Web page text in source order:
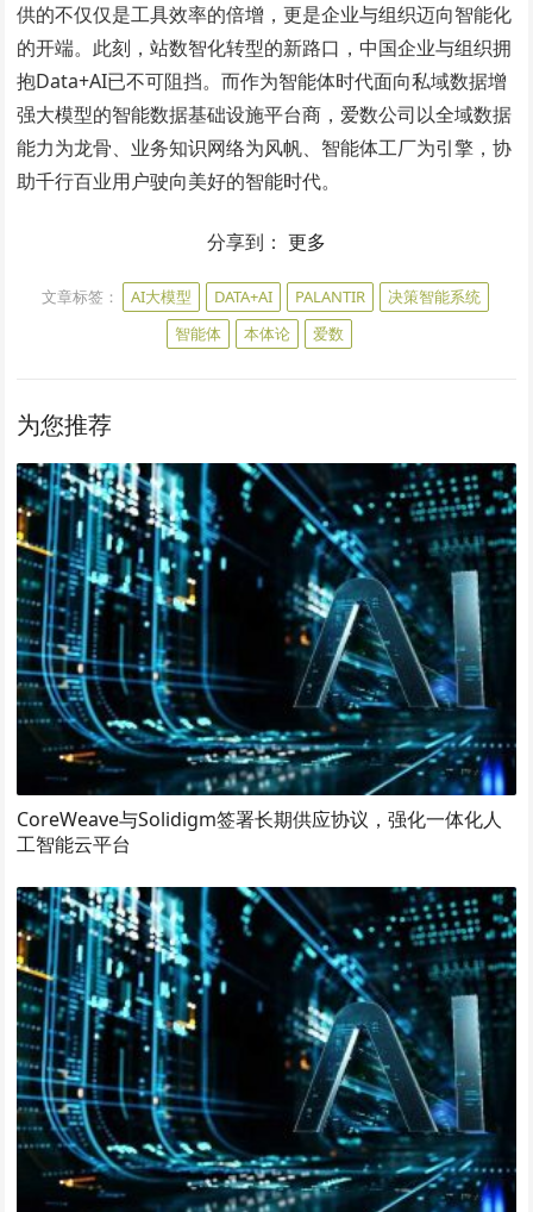
供的不仅仅是工具效率的倍增，更是企业与组织迈向智能化
的开端。此刻，站数智化转型的新路口，中国企业与组织拥
抱Data+AI已不可阻挡。而作为智能体时代面向私域数据增
强大模型的智能数据基础设施平台商，爱数公司以全域数据
能力为龙骨、业务知识网络为风帆、智能体工厂为引擎，协
助千行百业用户驶向美好的智能时代。
分享到： 更多
文章标签： AI大模型 DATA+AI PALANTIR
决策智能系统
智能体
本体论 爱数
为您推荐
CoreWeave与Solidigm签署长期供应协议，强化一体化人
工智能云平台